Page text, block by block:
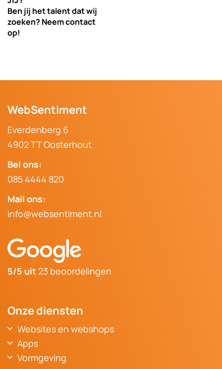
Ben jij het talent dat wij
zoeken? Neem contact
op!
WebSentiment
Everdenberg 6
4902 TT Oosterhout
Bel ons:
085 4444 820
Mail ons:
info@websentiment.nl
5/5 uit 23 beoordelingen
Onze diensten
Websites en webshops
Websitebouwer Breda
Website Oosterhout
Apps
Voordelen van een webapplicatie
Vormgeving